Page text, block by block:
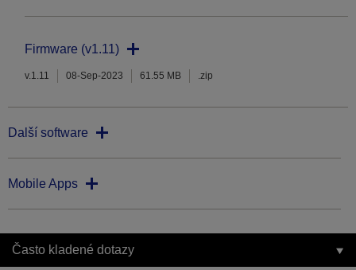
Firmware (v1.11)
v.1.11 08-Sep-2023 61.55 MB .zip
Další software
Mobile Apps
Často kladené dotazy